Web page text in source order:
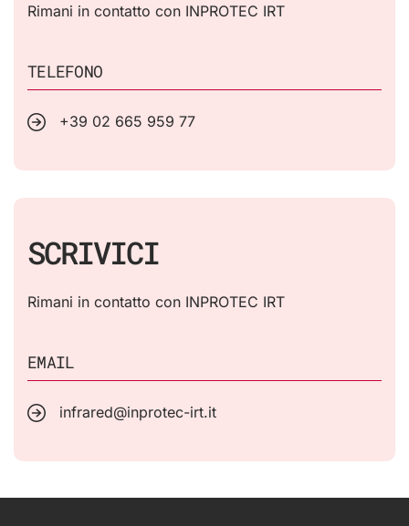
Rimani in contatto con INPROTEC IRT
TELEFONO
+39 02 665 959 77
SCRIVICI
Rimani in contatto con INPROTEC IRT
EMAIL
infrared@inprotec-irt.it